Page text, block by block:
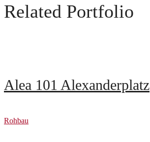
Related Portfolio
Alea 101 Alexanderplatz
Rohbau